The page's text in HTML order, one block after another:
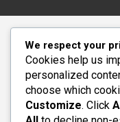
We respect your
Cookies help us
personalized
choose which
Customize. Click